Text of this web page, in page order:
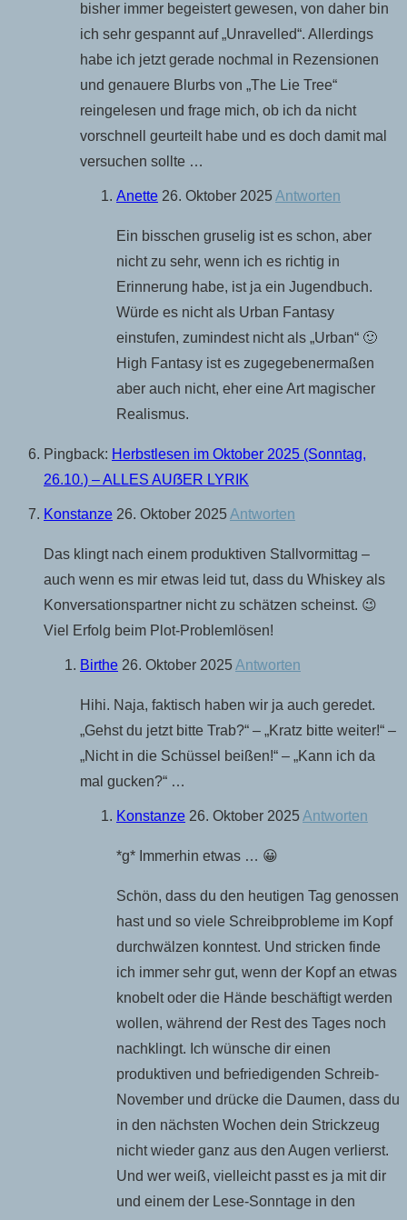
bisher immer begeistert gewesen, von daher bin
ich sehr gespannt auf „Unravelled“. Allerdings
habe ich jetzt gerade nochmal in Rezensionen
und genauere Blurbs von „The Lie Tree“
reingelesen und frage mich, ob ich da nicht
vorschnell geurteilt habe und es doch damit mal
versuchen sollte …
Anette 26. Oktober 2025Antworten
Ein bisschen gruselig ist es schon, aber
nicht zu sehr, wenn ich es richtig in
Erinnerung habe, ist ja ein Jugendbuch.
Würde es nicht als Urban Fantasy
einstufen, zumindest nicht als „Urban“ 🙂
High Fantasy ist es zugegebenermaßen
aber auch nicht, eher eine Art magischer
Realismus.
Pingback: Herbstlesen im Oktober 2025 (Sonntag,
26.10.) – ALLES AUẞER LYRIK
Konstanze 26. Oktober 2025Antworten
Das klingt nach einem produktiven Stallvormittag –
auch wenn es mir etwas leid tut, dass du Whiskey als
Konversationspartner nicht zu schätzen scheinst. 😉
Viel Erfolg beim Plot-Problemlösen!
Birthe 26. Oktober 2025Antworten
Hihi. Naja, faktisch haben wir ja auch geredet.
„Gehst du jetzt bitte Trab?“ – „Kratz bitte weiter!“ –
„Nicht in die Schüssel beißen!“ – „Kann ich da
mal gucken?“ …
Konstanze 26. Oktober 2025Antworten
*g* Immerhin etwas … 😀
Schön, dass du den heutigen Tag genossen
hast und so viele Schreibprobleme im Kopf
durchwälzen konntest. Und stricken finde
ich immer sehr gut, wenn der Kopf an etwas
knobelt oder die Hände beschäftigt werden
wollen, während der Rest des Tages noch
nachklingt. Ich wünsche dir einen
produktiven und befriedigenden Schreib-
November und drücke die Daumen, dass du
in den nächsten Wochen dein Strickzeug
nicht wieder ganz aus den Augen verlierst.
Und wer weiß, vielleicht passt es ja mit dir
und einem der Lese-Sonntage in den